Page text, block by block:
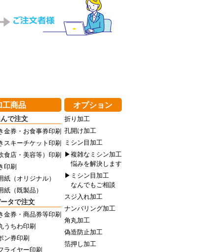
工商品
で注文
金券・お食事券印刷
スキーチケット印刷
食店・美容等）印刷
印刷
紙（オリジナル）
紙（既製品）
タで注文
金券・商品券等印刷
うちわ印刷
ン券印刷
ライヤー印刷
オプション
折り加工
孔開け加工
ミシン目加工
▶複雑なミシン加工
悩みを解決します
▶ミシン目加工
なんでもご相談
スジ入れ加工
ナンバリング加工
角丸加工
偽造防止加工
箔押し加工